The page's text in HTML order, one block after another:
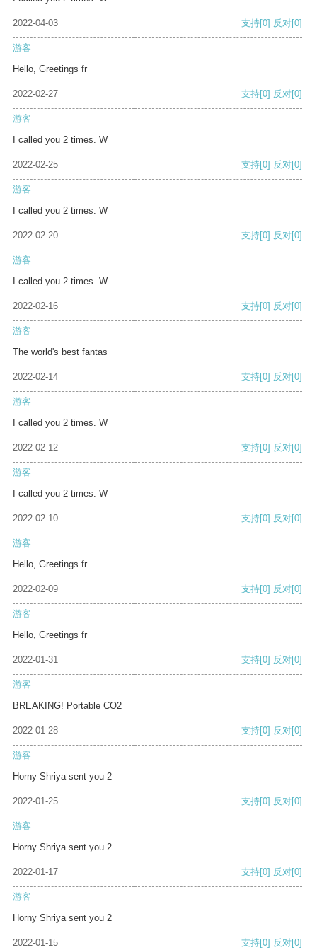
2022-04-03 支持[0] 反对[0]
游客
Hello, Greetings fr
2022-02-27 支持[0] 反对[0]
游客
I called you 2 times. W
2022-02-25 支持[0] 反对[0]
游客
I called you 2 times. W
2022-02-20 支持[0] 反对[0]
游客
I called you 2 times. W
2022-02-16 支持[0] 反对[0]
游客
The world's best fantas
2022-02-14 支持[0] 反对[0]
游客
I called you 2 times. W
2022-02-12 支持[0] 反对[0]
游客
I called you 2 times. W
2022-02-10 支持[0] 反对[0]
游客
Hello, Greetings fr
2022-02-09 支持[0] 反对[0]
游客
Hello, Greetings fr
2022-01-31 支持[0] 反对[0]
游客
BREAKING! Portable CO2
2022-01-28 支持[0] 反对[0]
游客
Horny Shriya sent you 2
2022-01-25 支持[0] 反对[0]
游客
Horny Shriya sent you 2
2022-01-17 支持[0] 反对[0]
游客
Horny Shriya sent you 2
2022-01-15 支持[0] 反对[0]